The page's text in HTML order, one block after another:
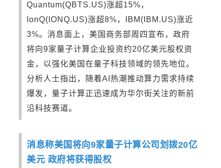
Quantum(QBTS.US)涨超15%，
IonQ(IONQ.US)涨超8%，IBM(IBM.US)涨近
3%。消息面上，美国商务部周四宣布，政府
将向9家量子计算企业投资约20亿美元股权资
金，以强化美国在量子科技领域的领先地位。
分析人士指出，随着AI热潮推动算力需求持续
爆发，量子计算正迅速成为华尔街关注的新前
沿科技赛道。
消息称美国将向9家量子计算公司划拨20亿
美元 政府将获得股权